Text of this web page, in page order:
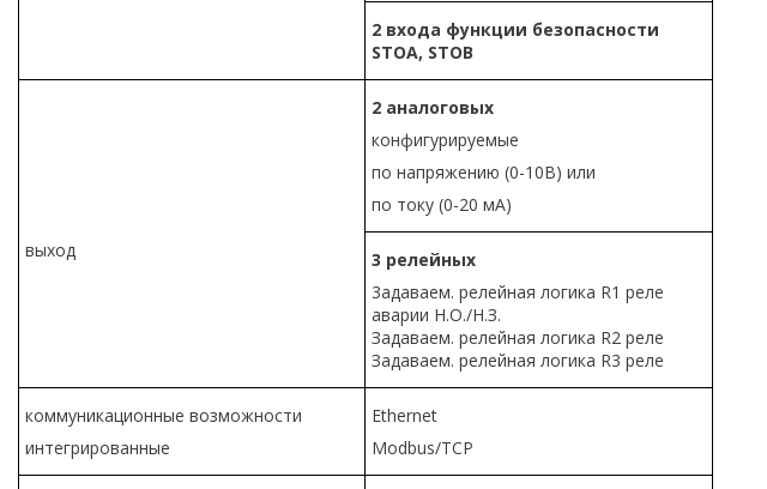
2 входа функции безопасности
STOА, STOB
выход
2 аналоговых
конфигурируемые
по напряжению (0-10В) или
по току (0-20 мА)
3 релейных
3адаваем. релейная логика R1 реле
аварии Н.О./Н.З.
Задаваем. релейная логика R2 реле
Задаваем. релейная логика R3 реле
коммуникационные возможности
интегрированные
Ethernet
Modbus/TCP